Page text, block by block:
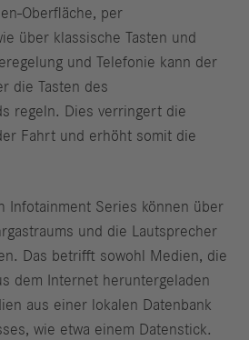
Oberfläche, per
über klassische Tasten und
und Telefonie kann der
die Tasten des
regeln. Dies verringert die
Fahrt und erhöht somit die
Infotainment Series können über
und die Lautsprecher
Das betrifft sowohl Medien, die
dem Internet heruntergeladen
aus einer lokalen Datenbank
wie etwa einem Datenstick.